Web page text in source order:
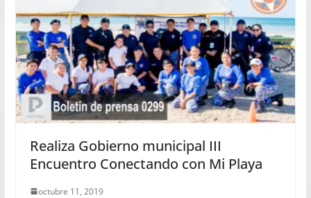
Realiza Gobierno municipal III
Encuentro Conectando con Mi Playa
octubre 11, 2019